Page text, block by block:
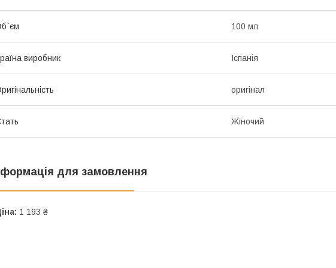
100 мл
виробник Іспанія
оригінал
Жіночий
для замовлення
1 193 ₴